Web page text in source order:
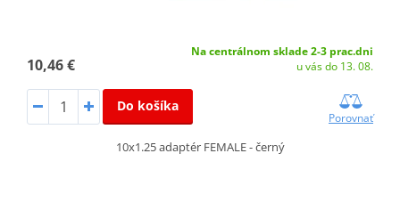
10,46 €
Na centrálnom sklade 2-3 prac.dni
u vás do 13. 08.
Do košíka
Porovnať
10x1.25 adaptér FEMALE - černý